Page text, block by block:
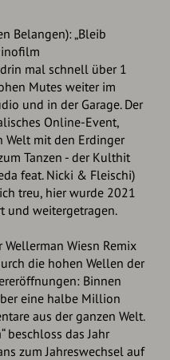
Belangen): „Bleib
mal schnell über 1
Mutes weiter im
und in der Garage. Der
Online-Event,
Welt mit den Erdinger
Tanzen - der Kulthit
feat. Nicki & Fleischi)
treu, hier wurde 2021
und weitergetragen.
Wiesn Remix
die hohen Wellen der
Binnen
eine halbe Million
aus der ganzen Welt.
beschloss das Jahr
zum Jahreswechsel auf